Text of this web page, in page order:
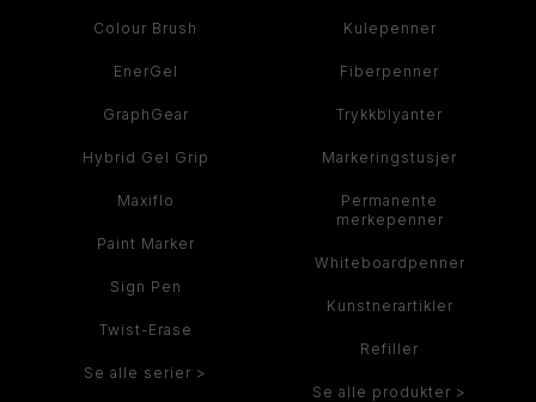
Colour Brush
EnerGel
GraphGear
Hybrid Gel Grip
Maxiflo
Paint Marker
Sign Pen
Twist-Erase
Se alle serier >
Kulepenner
Fiberpenner
Trykkblyanter
Markeringstusjer
Permanente
merkepenner
Whiteboardpenner
Kunstnerartikler
Refiller
Se alle produkter >